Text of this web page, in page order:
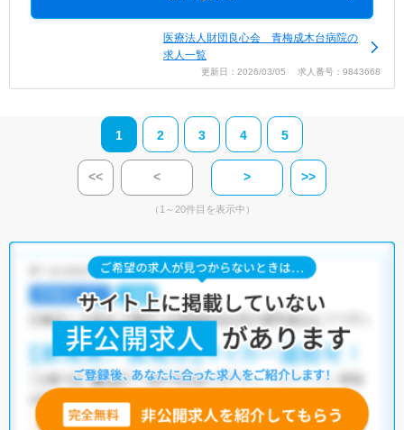
医療法人財団良心会 青梅成木台病院の
求人一覧
更新日：2026/03/05 求人番号：9843668
1 2 3 4 5
<< < > >>
（1～20件目を表示中）